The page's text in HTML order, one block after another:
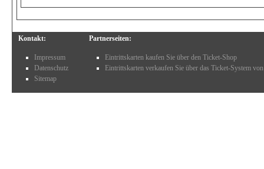
Kontakt:
Impressum
Datenschutz
Sitemap
Partnerseiten:
Eintrittskarten kaufen Sie über den Ticket-Shop
Eintrittskarten verkaufen Sie über das Ticket-System